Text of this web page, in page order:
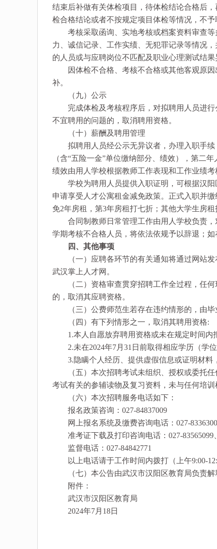
结束后补做有关体检项目，待体检结论合格后
检合格结论或者不按规定项目体检等情况，不予
考核采取函询、实地考核或档案资料审查等
力、诚信记录、工作实绩、无犯罪记录等情况
的人员或与应聘岗位不匹配及职业心理测试结
因体检不合格、考核不合格或其他客观原因
补。
（九）公示
完成体检及考核程序后，对拟聘用人员进行
不宜聘用的问题的，取消聘用资格。
（十）薪酬及聘用管理
拟聘用人员经公示无异议者，办理入职手续
（含“五险一金”单位缴纳部分、绩效），第二
绩效由用人学校根据教师工作表现和工作业绩
学校为聘用人员提供入职证明，可根据汉阳
申请享受人才公寓租金减免政策。正式入职并
免2年房租，第3年房租打七折；其他大学生房
合同制教师日常管理工作由用人学校负责，
学期考核不合格人员，将依法依规予以辞退；
四、其他事项
（一）应聘各环节的有关通知将通过网站发
武汉掌上人才网。
（二）资格审查贯穿招聘工作全过程，任何
的，取消其应聘资格。
（三）公费师范生若存在违约情形的，由毕
（四）有下列情形之一，取消其聘用资格:
1.本人自愿放弃聘用资格或未在规定时间内
2.未在2024年7月31日前取得相应学历（学
3.隐瞒个人经历、提供虚假信息或证明材料
（五）本次招聘考试未组织、授权或委托任
考试有关的参辅读物及复习资料，未与任何培
（六）本次招聘服务电话如下：
报名政策咨询：027-84837009
网上报名系统及缴费咨询电话：027-
准考证下载及打印咨询电话：027-83565099
监督电话：027-84842771
以上电话请于工作时间内拨打（上午9:00-
（七）本公告由武汉市汉阳区教育局负责解
附件：
武汉市汉阳区教育局
2024年7月18日